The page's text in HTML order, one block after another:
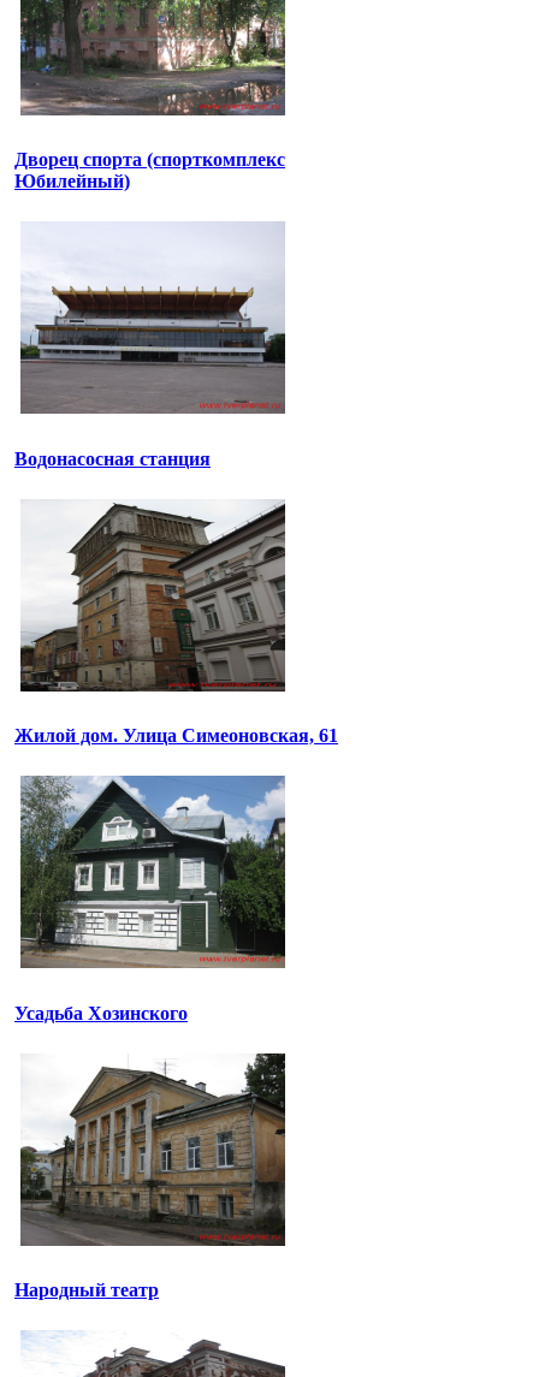
Дворец спорта (спорткомплекс
Юбилейный)
Водонасосная станция
Жилой дом. Улица Симеоновская, 61
Усадьба Хозинского
Народный театр